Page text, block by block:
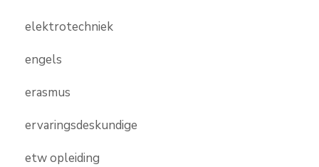
elektrotechniek
engels
erasmus
ervaringsdeskundige
etw opleiding